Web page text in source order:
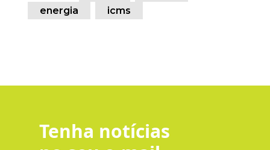
energia
icms
Tenha notícias